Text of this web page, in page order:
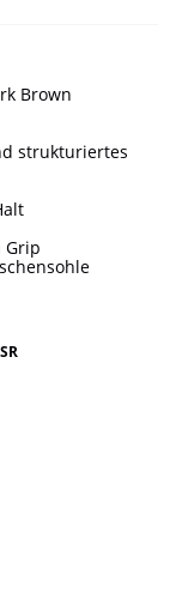
Brown
strukturiertes
Grip